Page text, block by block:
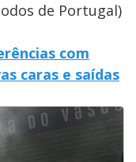
de Portugal)
com
caras e saídas